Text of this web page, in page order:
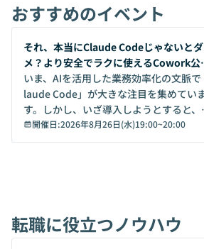
もあり、所属するメンバー全員が、デ
し、デザインの力を信じています。エ
も一緒にユーザーに直接話しを聞きに
携わったり、社内の誰かと集まれば、
スカッションが必ず生まれます。私た
インの力、デザインの価値をビジネス
日々の業務に励んでいます。 ▼フラットな組織 組織を支え
るマネージャーや経営陣は存在します
の業績の報告をはじめ、どんな経営課題
ます。OKRの手法も取り入れ、誰がど
おすすめのイベント
開催前
それ、本当にClaude Codeじゃないとダ
メ？より安全でラクに使えるCowork公
デモ
いま、AIを活用した業務効率化の文脈で
laude Code」が大きな注目を集めてい
す。しかし、いざ導入しようとすると、
キュリティ面の懸念や権限管理のハード
から、気軽に使えないケースも多いの
けでなく、想像以上の範囲まで自動化で
ることは、まだあまり知られていませ
開催日:2026年8月26日(水)19:00~20:00
転職に役立つノウハウ